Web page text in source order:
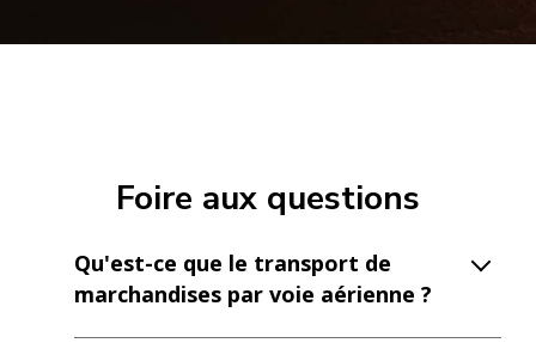
Foire aux questions
Qu'est-ce que le transport de
marchandises par voie aérienne ?